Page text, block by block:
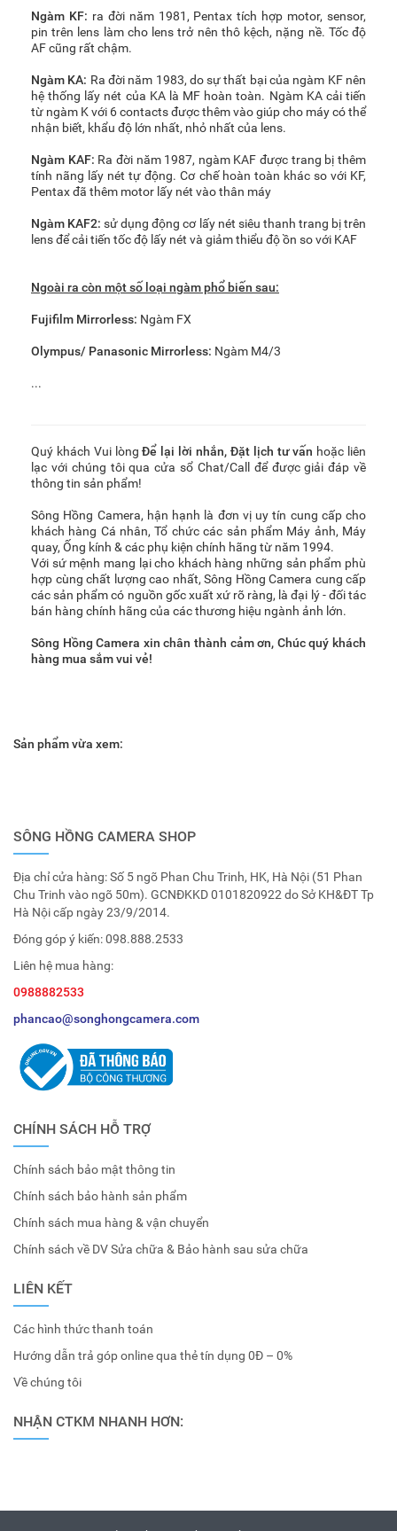
Ngàm KF: ra đời năm 1981, Pentax tích hợp motor, sensor,
pin trên lens làm cho lens trở nên thô kệch, nặng nề. Tốc độ
AF cũng rất chậm.
Ngàm KA: Ra đời năm 1983, do sự thất bại của ngàm KF nên
hệ thống lấy nét của KA là MF hoàn toàn. Ngàm KA cải tiến
từ ngàm K với 6 contacts được thêm vào giúp cho máy có thể
nhận biết, khẩu độ lớn nhất, nhỏ nhất của lens.
Ngàm KAF: Ra đời năm 1987, ngàm KAF được trang bị thêm
tính nãng lấy nét tự động. Cơ chế hoàn toàn khác so với KF,
Pentax đã thêm motor lấy nét vào thân máy
Ngàm KAF2: sử dụng động cơ lấy nét siêu thanh trang bị trên
lens để cải tiến tốc độ lấy nét và giảm thiểu độ ồn so với KAF
Ngoài ra còn một số loại ngàm phổ biến sau:
Fujifilm Mirrorless: Ngàm FX
Olympus/ Panasonic Mirrorless: Ngàm M4/3
...
Quý khách Vui lòng Để lại lời nhắn, Đặt lịch tư vấn hoặc liên
lạc với chúng tôi qua cửa sổ Chat/Call để được giải đáp về
thông tin sản phẩm!
Sông Hồng Camera, hận hạnh là đơn vị uy tín cung cấp cho
khách hàng Cá nhân, Tổ chức các sản phẩm Máy ảnh, Máy
quay, Ống kính & các phụ kiện chính hãng từ năm 1994.
Với sứ mệnh mang lại cho khách hàng những sản phẩm phù
hợp cùng chất lượng cao nhất, Sông Hồng Camera cung cấp
các sản phẩm có nguồn gốc xuất xứ rõ ràng, là đại lý - đối tác
bán hàng chính hãng của các thương hiệu ngành ảnh lớn.
Sông Hồng Camera xin chân thành cảm ơn, Chúc quý khách
hàng mua sắm vui vẻ!
Sản phẩm vừa xem:
SÔNG HỒNG CAMERA SHOP
Địa chỉ cửa hàng: Số 5 ngõ Phan Chu Trinh, HK, Hà Nội (51 Phan
Chu Trinh vào ngõ 50m). GCNĐKKD 0101820922 do Sở KH&ĐT Tp
Hà Nội cấp ngày 23/9/2014.
Đóng góp ý kiến:098.888.2533
Liên hệ mua hàng:
0988882533
phancao@songhongcamera.com
CHÍNH SÁCH HỖ TRỢ
Chính sách bảo mật thông tin
Chính sách bảo hành sản phẩm
Chính sách mua hàng & vận chuyển
Chính sách về DV Sửa chữa & Bảo hành sau sửa chữa
LIÊN KẾT
Các hình thức thanh toán
Hướng dẫn trả góp online qua thẻ tín dụng 0Đ – 0%
Về chúng tôi
NHẬN CTKM NHANH HƠN: